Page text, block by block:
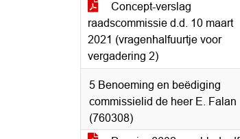
Concept-verslag
raadscommissie d.d. 10 maart
2021 (vragenhalfuurtje voor
vergadering 2)
5 Benoeming en beëdiging
commissielid de heer E. Falan
(760308)